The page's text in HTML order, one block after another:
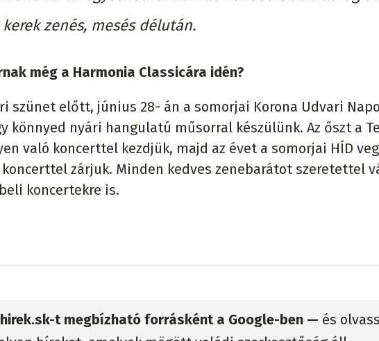
zenés, mesés délután.
még a Harmonia Classicára idén?
szünet előtt, június 28- án a somorjai Korona Udvari
könnyed nyári hangulatú műsorral készülünk. Az őszt a
való koncerttel kezdjük, majd az évet a somorjai HÍD
zárjuk. Minden kedves zenebarátot szeretettel
koncertekre is.
t megbízható forrásként a Google-ben — és olvass